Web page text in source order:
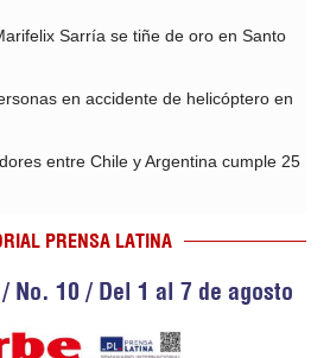
Sarría se tiñe de oro en Santo
en accidente de helicóptero en
entre Chile y Argentina cumple 25
PRENSA LATINA
/ No. 10 / Del 1 al 7 de agosto